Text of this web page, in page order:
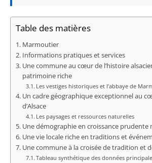
Table des matières
Marmoutier
Informations pratiques et services
Une commune au cœur de l’histoire
patrimoine riche
Les vestiges historiques et l’abbaye de
Un cadre géographique exceptionnel au
d’Alsace
Les paysages et ressources naturelles
Une démographie en croissance prudente
Une vie locale riche en traditions et
Une commune à la croisée de tradition et
Tableau synthétique des données